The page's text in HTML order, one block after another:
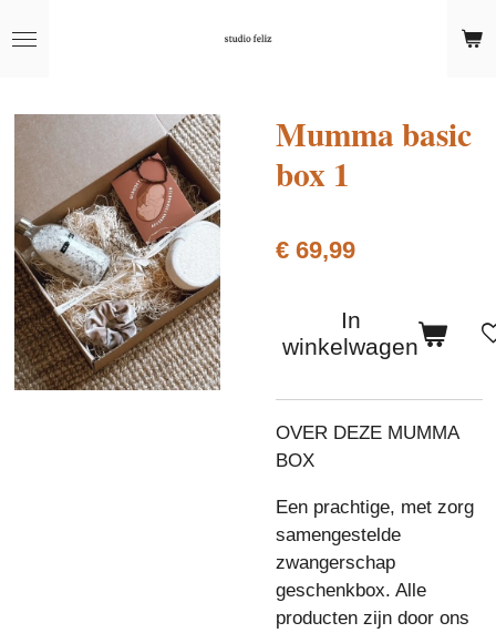
direct
Mumma basic
box 1
€ 69,99
In
winkelwagen
OVER DEZE MUMMA
BOX
Een prachtige, met zorg
samengestelde
zwangerschap
geschenkbox. Alle
producten zijn door ons